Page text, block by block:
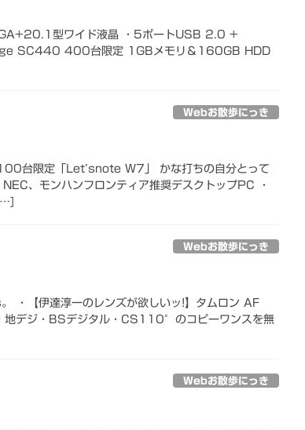
型ワイド液晶 ・5ポートUSB 2.0 +
SC440 400台限定 1GBメモリ＆160GB HDD
Webお散歩にっき
台限定「Let’snote W7」 かな打ちの自分とって
、モンハンフロンティア推奨デスクトップPC ・
Webお散歩にっき
・【伊達淳一のレンズが欲しいッ!】タムロン AF
ジ・BSデジタル・CS110°のコピーワンスを無
Webお散歩にっき